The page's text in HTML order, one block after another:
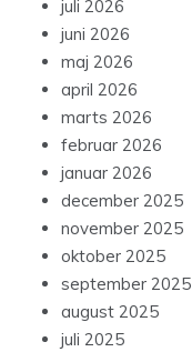
juli 2026
juni 2026
maj 2026
april 2026
marts 2026
februar 2026
januar 2026
december 2025
november 2025
oktober 2025
september 2025
august 2025
juli 2025